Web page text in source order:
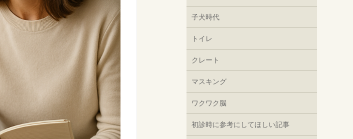
子犬時代
トイレ
クレート
マスキング
ワクワク脳
初診時に参考にしてほしい記事